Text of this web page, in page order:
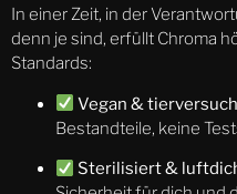
In einer Zeit, in der
denn je sind, erfüllt Chroma
Standards:
Vegan &
Bestandteile, keine
Sterilisiert &